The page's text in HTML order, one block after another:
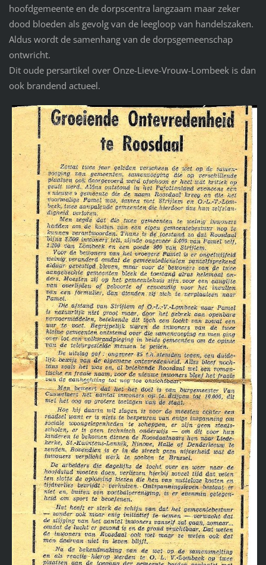
hoofdgemeente en de dorpscentra langzaam maar zeker
dood bloeden als gevolg van de leegloop van handelszaken.
Aldus wordt de samenhang van de dorpsgemeenschap
ontwricht.
Dit oude persartikel over Onze-Lieve-Vrouw-Lombeek is dan
ook brandend actueel.